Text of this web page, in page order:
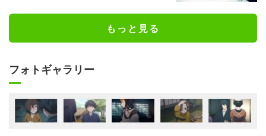
もっと見る
フォトギャラリー